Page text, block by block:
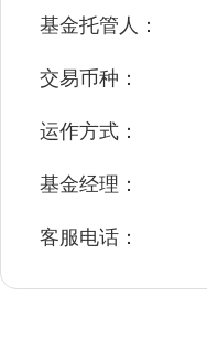
基金托管人：
交易币种：
运作方式：
基金经理：
客服电话：